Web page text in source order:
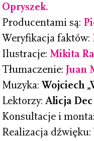
Opryszek.
Producentami są:
Weryfikacja faktów:
Ilustracje: Mikita
Tłumaczenie: Juan
Muzyka:Wojciech
Lektorzy: Alicja
Konsultacje i
Realizacja dźwięku: